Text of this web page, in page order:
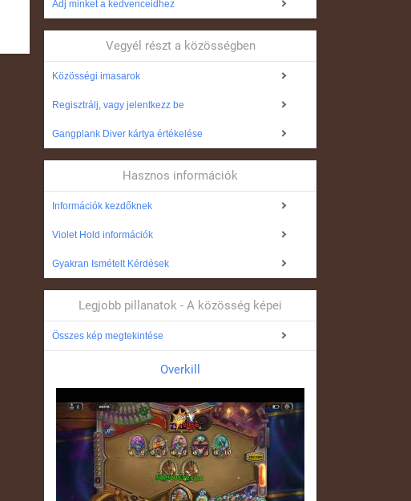
Adj minket a kedvenceidhez
Vegyél részt a közösségben
Közösségi imasarok
Regisztrálj, vagy jelentkezz be
Gangplank Diver kártya értékelése
Hasznos információk
Információk kezdőknek
Violet Hold információk
Gyakran Ismételt Kérdések
Legjobb pillanatok - A közösség képei
Összes kép megtekintése
Overkill